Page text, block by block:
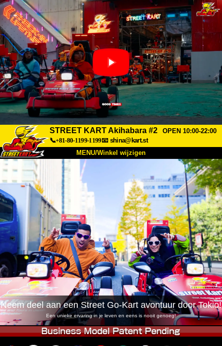
STREET KART Akihabara #2
OPEN 10:00-22:00
📞+81-80-1199-1199📧 shina@kart.st
MENU/Winkel wijzigen
Over Specificaties Prijzen
Toegang Ervaringen FAQ
Bedrijf Boekingen
Winkel wijzigen
Tokyo Shinagawa Tokyo Akihabara#1
Tokyo Akihabara#2 Tokyo Shibuya
Tokyo Shibuya Annex Tokyo Bay
Tokyo Asakusa Osaka
Okinawa
Neem deel aan een Street Go-Kart avontuur door Tokio!
Een unieke ervaring in je leven en eens is nooit genoeg!